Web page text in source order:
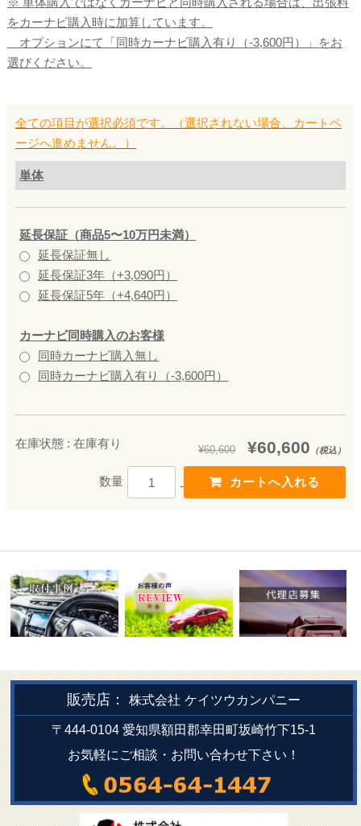
をカーナビ購入時に加算しています。
オプションにて「同時カーナビ購入有り（-3,600円）」をお
選びください。
全ての項目が選択必須です。（選択されない場合、カートペ
ージへ進めません。）
単体
延長保証（商品5〜10万円未満）
延長保証無し
延長保証3年（+3,090円）
延長保証5年（+4,640円）
カーナビ同時購入のお客様
同時カーナビ購入無し
同時カーナビ購入有り（-3,600円）
在庫状態 : 在庫有り ¥60,600 ¥60,600 （税込）
数量
販売店：株式会社 ケイツウカンパニー
〒444-0104 愛知県額田郡幸田町坂崎竹下15-1
お気軽にご相談・お問い合わせ下さい！